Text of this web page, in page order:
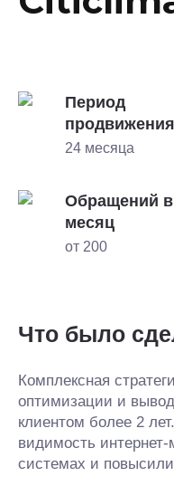
Период
продвижения
24 месяца
Обращений в
месяц
от 200
Что было
Комплексная
оптимизации и
клиентом более 2
видимость
системах и